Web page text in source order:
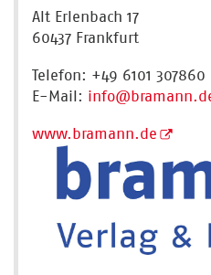
Alt Erlenbach 17
60437 Frankfurt
Telefon: +49 6101 307860
E-Mail: info
www.bramann.de